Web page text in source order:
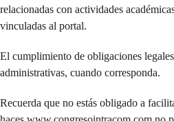
relacionadas con actividades
vinculadas al portal.
El cumplimiento de obligaciones
administrativas, cuando corresponda.
Recuerda que no estás obligado a